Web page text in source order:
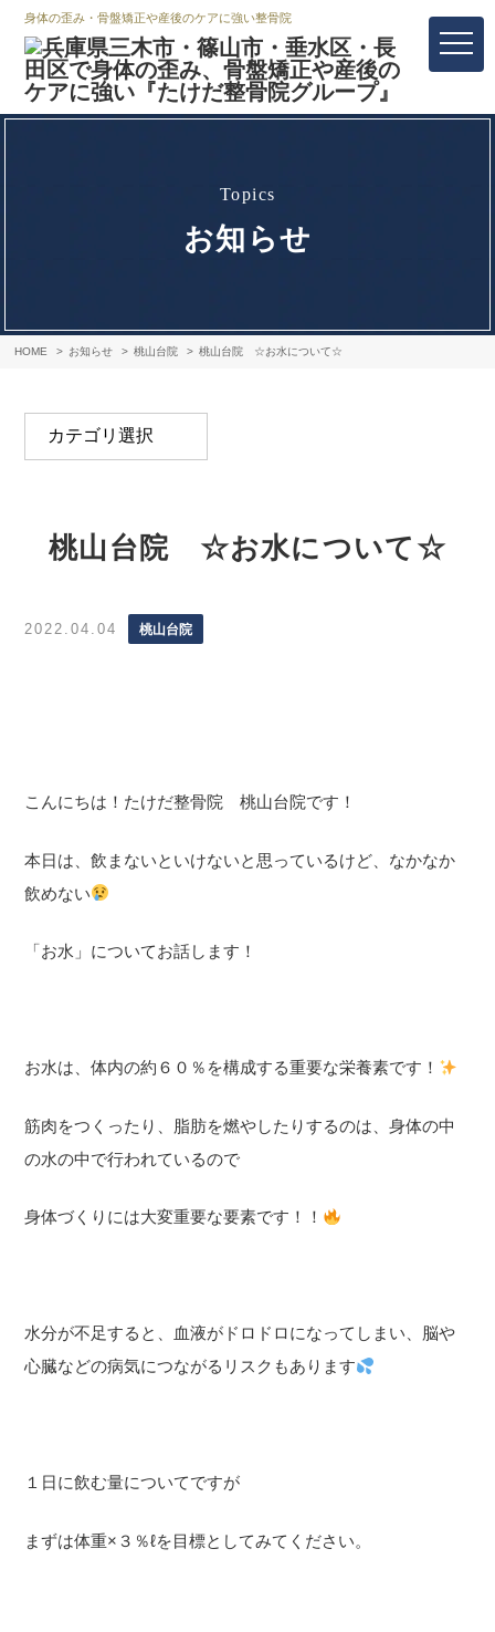
身体の歪み・骨盤矯正や産後のケアに強い整骨院
topics
お知らせ
HOME お知らせ 桃山台院 桃山台院 ☆お水について☆
桃山台院 ☆お水について☆
2022.04.04 桃山台院
こんにちは！たけだ整骨院 桃山台院です！
本日は、飲まないといけないと思っているけど、なかなか
飲めない
「お水」についてお話します！
お水は、体内の約６０％を構成する重要な栄養素です！
筋肉をつくったり、脂肪を燃やしたりするのは、身体の中
の水の中で行われているので
身体づくりには大変重要な要素です！！
水分が不足すると、血液がドロドロになってしまい、脳や
心臓などの病気につながるリスクもあります
１日に飲む量についてですが
まずは体重×３％ℓを目標としてみてください。